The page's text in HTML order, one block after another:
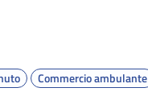
Commercio ambulante